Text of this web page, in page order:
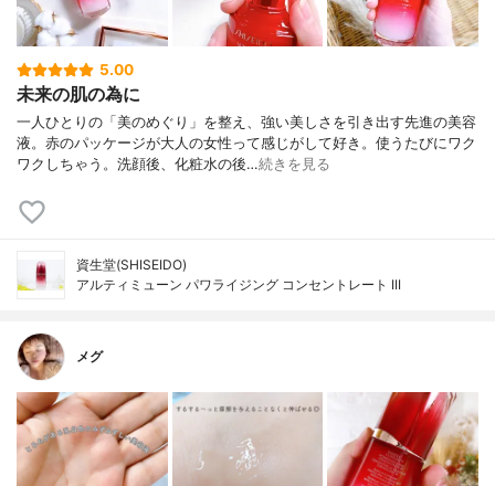
5.00
未来の肌の為に
一人ひとりの「美のめぐり」を整え、強い美しさを引き出す先進の美容
液。赤のパッケージが大人の女性って感じがして好き。使うたびにワク
ワクしちゃう。洗顔後、化粧水の後…続きを見る
資生堂(SHISEIDO)
アルティミューン パワライジング コンセントレート III
メグ